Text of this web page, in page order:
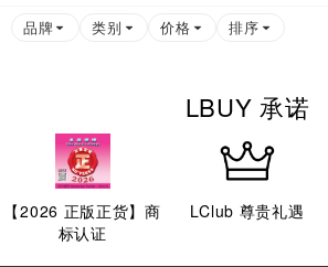
购物满HKD500即享免运费！
品牌 类别 价格 排序
LBUY 承诺
【2026 正版正货】商
标认证
LClub 尊贵礼遇